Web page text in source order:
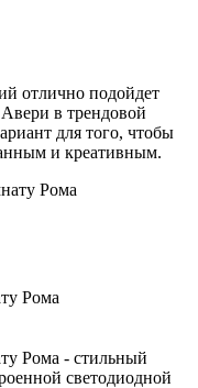
отлично подойдет
в трендовой
для того, чтобы
и креативным.
Рома
Рома - стильный
светодиодной